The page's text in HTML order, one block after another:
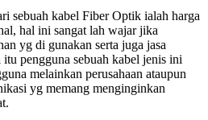
sebuah kabel Fiber Optik ialah harga
hal ini sangat lah wajar jika
yg di gunakan serta juga jasa
pengguna sebuah kabel jenis ini
melainkan perusahaan ataupun
yg memang menginginkan